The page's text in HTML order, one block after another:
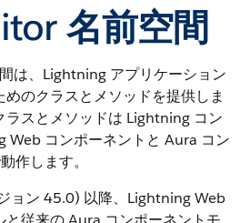
名前空間
は、Lightning アプリケーション
めのクラスとメソッドを提供しま
ラスとメソッドは Lightning コン
Web コンポーネントと Aura コン
作します。
ョン 45.0) 以降、Lightning Web